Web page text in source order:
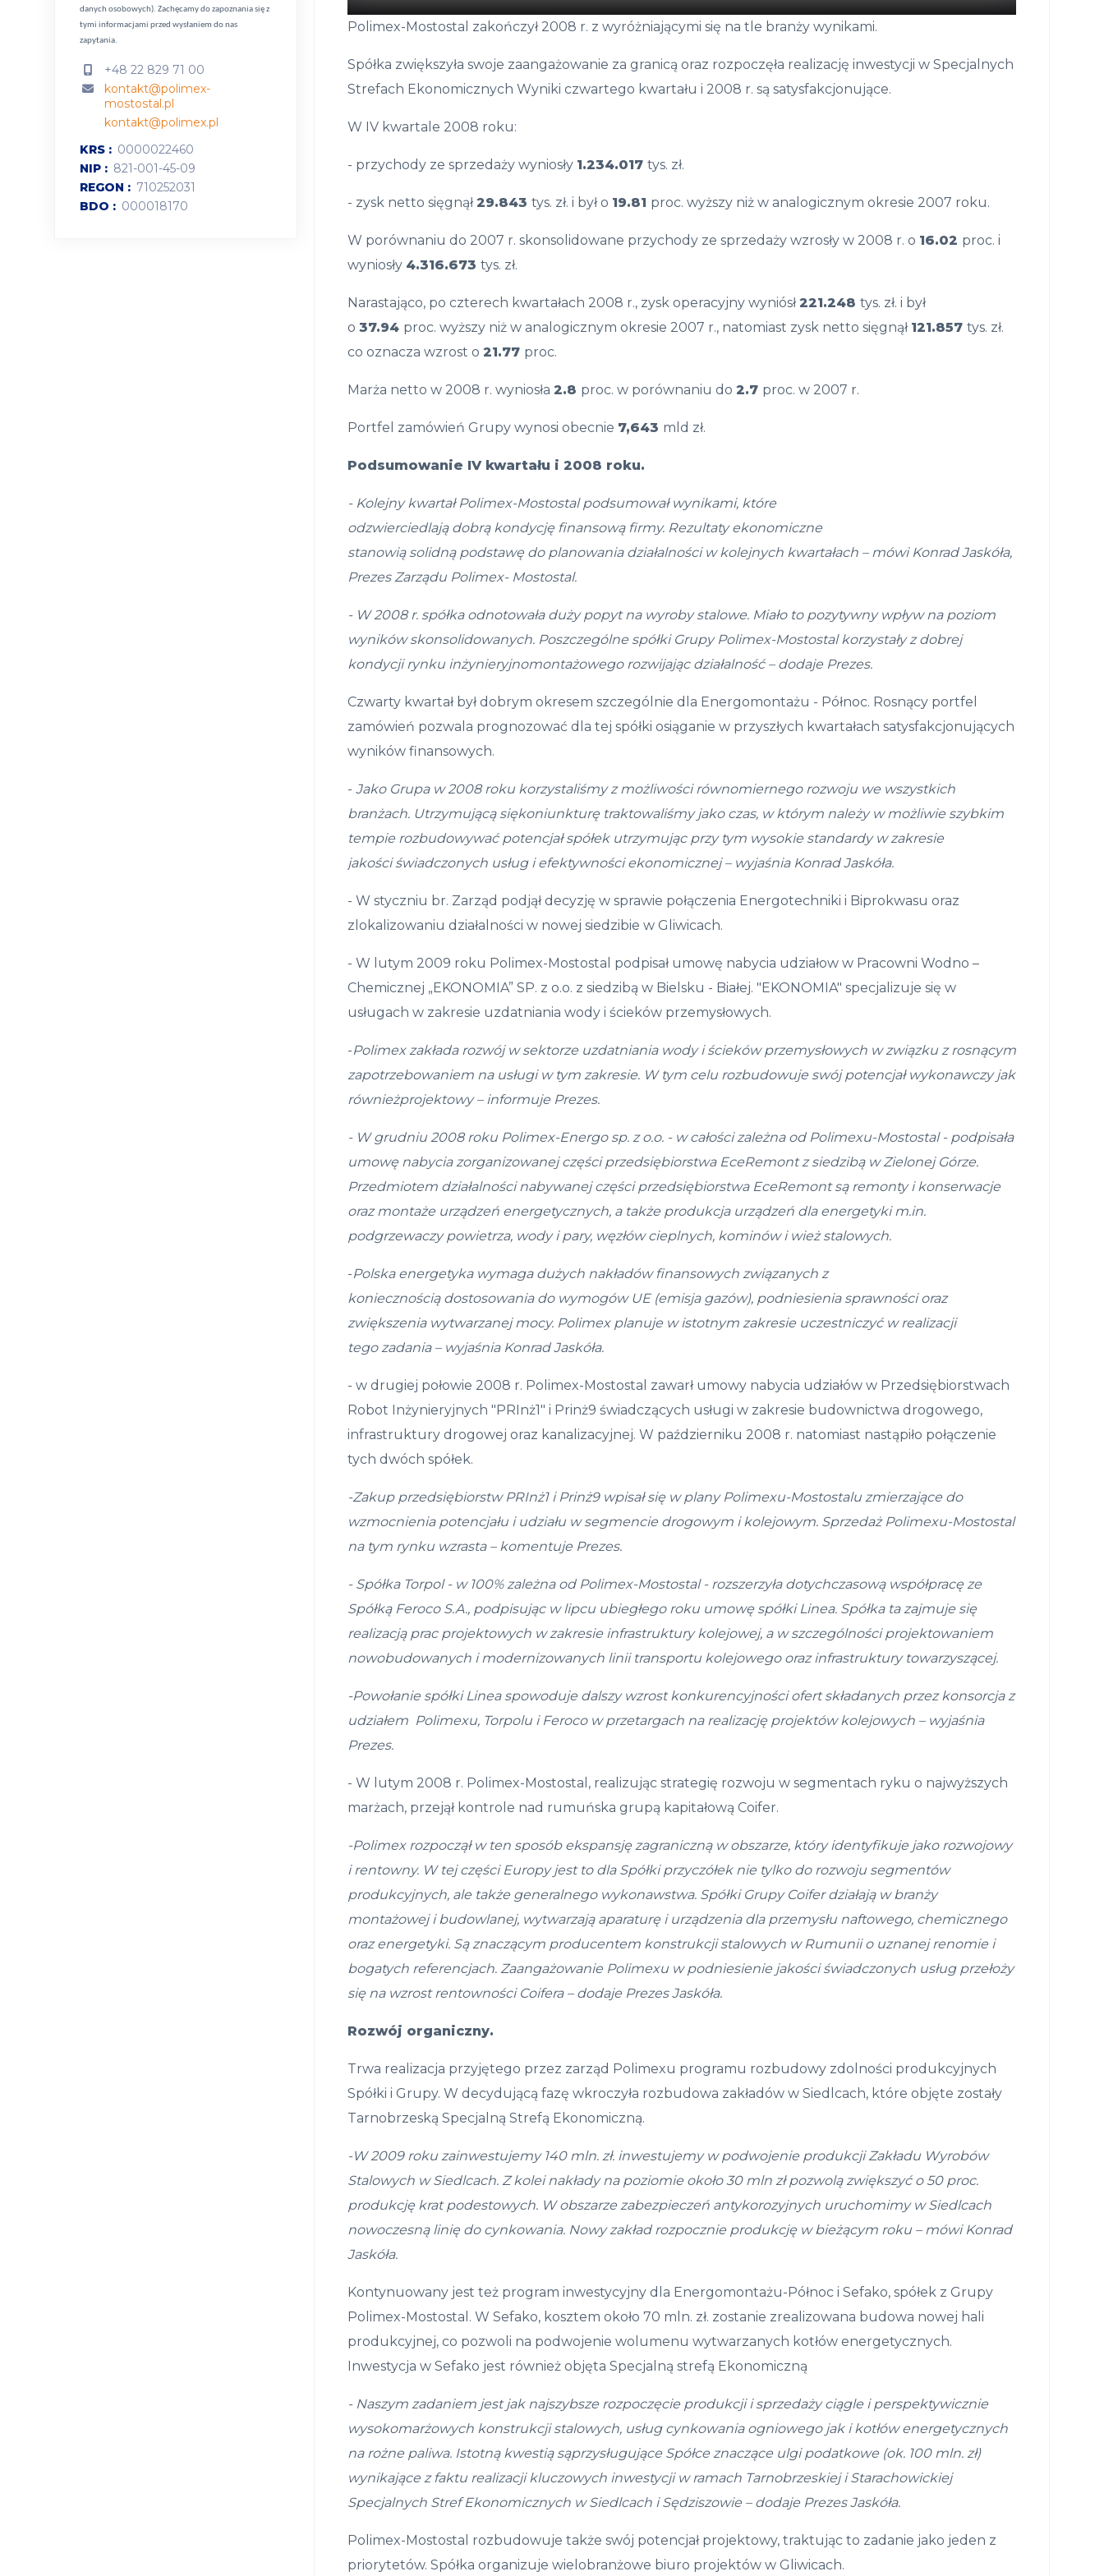
danych osobowych). Zachęcamy do zapoznania się z
tymi informacjami przed wysłaniem do nas
zapytania.
+48 22 829 71 00
kontakt@polimex-
mostostal.pl
kontakt@polimex.pl
KRS
0000022460
NIP
821-001-45-09
REGON
710252031
BDO
000018170
Polimex-Mostostal zakończył 2008 r. z wyróżniającymi się na tle branży wynikami.
Spółka zwiększyła swoje zaangażowanie za granicą oraz rozpoczęła realizację inwestycji w Specjalnych
Strefach Ekonomicznych Wyniki czwartego kwartału i 2008 r. są satysfakcjonujące.
W IV kwartale 2008 roku:
- przychody ze sprzedaży wyniosły 1.234.017 tys. zł.
- zysk netto sięgnął29.843 tys. zł. i był o 19.81 proc. wyższy niż w analogicznym okresie 2007 roku.
W porównaniu do 2007 r. skonsolidowane przychody ze sprzedaży wzrosły w 2008 r. o 16.02 proc. i
wyniosły 4.316.673 tys. zł.
Narastająco, po czterech kwartałach 2008 r., zysk operacyjny wyniósł221.248 tys. zł. i był
o 37.94 proc. wyższy niż w analogicznym okresie 2007 r., natomiast zysk netto sięgnął 121.857 tys. zł.
co oznacza wzrost o 21.77 proc.
Marża netto w 2008 r. wyniosła 2.8 proc. w porównaniu do 2.7 proc. w 2007 r.
Portfel zamówień Grupy wynosi obecnie 7,643 mld zł.
Podsumowanie IV kwartału i 2008 roku.
- Kolejny kwartałPolimex-Mostostal podsumowałwynikami, które
odzwierciedlajądobrą kondycję finansowąfirmy. Rezultaty ekonomiczne
stanowiąsolidnąpodstawę do planowania działalności w kolejnych kwartałach – mówi Konrad Jaskóła,
Prezes Zarządu Polimex- Mostostal.
- W 2008 r. spółka odnotowała duży popyt na wyroby stalowe. Miało to pozytywny wpływ na poziom
wyników skonsolidowanych. Poszczególne spółki Grupy Polimex-Mostostal korzystały z dobrej
kondycji rynku inżynieryjnomontażowego rozwijając działalność – dodaje Prezes.
Czwarty kwartał był dobrym okresem szczególnie dla Energomontażu - Północ. Rosnący portfel
zamówień pozwala prognozować dla tej spółki osiąganie w przyszłych kwartałach satysfakcjonujących
wyników finansowych.
- Jako Grupa w 2008 roku korzystaliśmy z możliwości równomiernego rozwoju we wszystkich
branżach. Utrzymującąsiękoniunkturę traktowaliśmy jako czas, w którym należy w możliwie szybkim
tempie rozbudowywaćpotencjałspółek utrzymując przy tym wysokie standardy w zakresie
jakościświadczonych usług i efektywności ekonomicznej– wyjaśnia Konrad Jaskóła.
- W styczniu br. Zarząd podjął decyzję w sprawie połączenia Energotechniki i Biprokwasu oraz
zlokalizowaniu działalności w nowej siedzibie w Gliwicach.
- W lutym 2009 roku Polimex-Mostostal podpisał umowę nabycia udziałow w Pracowni Wodno –
Chemicznej „EKONOMIA” SP. z o.o. z siedzibą w Bielsku - Białej. "EKONOMIA" specjalizuje się w
usługach w zakresie uzdatniania wody i ścieków przemysłowych.
-Polimex zakłada rozwój w sektorze uzdatniania wody iścieków przemysłowych wzwiązku z rosnącym
zapotrzebowaniem na usługi w tym zakresie. W tym celu rozbudowuje swój potencjałwykonawczy jak
równieżprojektowy– informuje Prezes.
- W grudniu 2008 roku Polimex-Energo sp. z o.o. - w całości zależna od Polimexu-Mostostal - podpisała
umowę nabycia zorganizowanej części przedsiębiorstwa EceRemont z siedzibą w Zielonej Górze.
Przedmiotem działalności nabywanej części przedsiębiorstwa EceRemont są remonty i konserwacje
oraz montaże urządzeń energetycznych, a także produkcja urządzeń dla energetyki m.in.
podgrzewaczy powietrza, wody i pary, węzłów cieplnych, kominów i wież stalowych.
-Polska energetyka wymaga dużych nakładów finansowych związanych z
koniecznością dostosowania do wymogów UE (emisja gazów), podniesienia sprawności oraz
zwiększenia wytwarzanej mocy. Polimex planuje w istotnym zakresie uczestniczyćw realizacji
tegozadania – wyjaśnia Konrad Jaskóła.
- w drugiej połowie 2008 r. Polimex-Mostostal zawarł umowy nabycia udziałów w Przedsiębiorstwach
Robot Inżynieryjnych "PRInż1" i Prinż9 świadczących usługi w zakresie budownictwa drogowego,
infrastruktury drogowej oraz kanalizacyjnej. W październiku 2008 r. natomiast nastąpiło połączenie
tych dwóch spółek.
-Zakup przedsiębiorstw PRInż1 i Prinż9 wpisałsię w plany Polimexu-Mostostalu zmierzające do
wzmocnienia potencjału i udziału w segmencie drogowym i kolejowym. SprzedażPolimexu-Mostostal
na tym rynku wzrasta – komentuje Prezes.
- Spółka Torpol - w 100% zależna od Polimex-Mostostal - rozszerzyła dotychczasową współpracę ze
Spółką Feroco S.A., podpisując w lipcu ubiegłego roku umowę spółki Linea. Spółka ta zajmuje się
realizacją prac projektowych w zakresie infrastruktury kolejowej, a w szczególności projektowaniem
nowobudowanych i modernizowanych linii transportu kolejowego oraz infrastruktury towarzyszącej.
-Powołanie spółki Linea spowoduje dalszy wzrost konkurencyjności ofert składanych przez konsorcja z
udziałem Polimexu, Torpolu i Feroco w przetargach na realizację projektów kolejowych – wyjaśnia
Prezes.
- W lutym 2008 r. Polimex-Mostostal, realizując strategię rozwoju w segmentach ryku o najwyższych
marżach, przejął kontrole nad rumuńska grupą kapitałową Coifer.
-Polimex rozpocząłw ten sposób ekspansję zagranicznąw obszarze, który identyfikuje jako rozwojowy
i rentowny. W tej części Europy jest to dla Spółki przyczółek nie tylko do rozwoju segmentów
produkcyjnych, ale także generalnego wykonawstwa. Spółki Grupy Coifer działająw branży
montażowej i budowlanej, wytwarzająaparaturę i urządzenia dla przemysłu naftowego, chemicznego
oraz energetyki. Sąznaczącym producentem konstrukcji stalowych w Rumunii o uznanej renomie i
bogatych referencjach. Zaangażowanie Polimexu w podniesienie jakościświadczonych usług przełoży
się na wzrost rentowności Coifera – dodaje Prezes Jaskóła.
Rozwój organiczny.
Trwa realizacja przyjętego przez zarząd Polimexu programu rozbudowy zdolności produkcyjnych
Spółki i Grupy. W decydującą fazę wkroczyła rozbudowa zakładów w Siedlcach, które objęte zostały
Tarnobrzeską Specjalną Strefą Ekonomiczną.
-W 2009 roku zainwestujemy 140 mln. zł. inwestujemy w podwojenie produkcji Zakładu Wyrobów
Stalowych w Siedlcach. Z kolei nakłady na poziomie około 30 mln złpozwolą zwiększyć o 50 proc.
produkcję krat podestowych. W obszarze zabezpieczeń antykorozyjnych uruchomimy w Siedlcach
nowoczesnąlinię do cynkowania. Nowy zakład rozpocznie produkcję wbieżącym roku – mówi Konrad
Jaskóła.
Kontynuowany jest też program inwestycyjny dla Energomontażu-Północ i Sefako, spółek z Grupy
Polimex-Mostostal. W Sefako, kosztem około 70 mln. zł. zostanie zrealizowana budowa nowej hali
produkcyjnej, co pozwoli na podwojenie wolumenu wytwarzanych kotłów energetycznych.
Inwestycja w Sefako jest również objęta Specjalną strefą Ekonomiczną
- Naszym zadaniem jest jak najszybsze rozpoczęcie produkcji i sprzedaży ciągle iperspektywicznie
wysokomarżowych konstrukcji stalowych, usług cynkowania ogniowego jak ikotłów energetycznych
na rożne paliwa. Istotnąkwestiąsąprzysługujące Spółce znaczące ulgipodatkowe (ok. 100 mln. zł)
wynikające z faktu realizacji kluczowych inwestycji w ramach Tarnobrzeskiej i Starachowickiej
Specjalnych Stref Ekonomicznych w Siedlcach i Sędziszowie – dodaje Prezes Jaskóła.
Polimex-Mostostal rozbudowuje także swój potencjał projektowy, traktując to zadanie jako jeden z
priorytetów. Spółka organizuje wielobranżowe biuro projektów w Gliwicach.